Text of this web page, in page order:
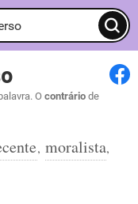
O contrário de
, moralista,